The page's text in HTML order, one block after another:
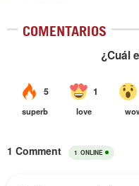
COMENTARIOS